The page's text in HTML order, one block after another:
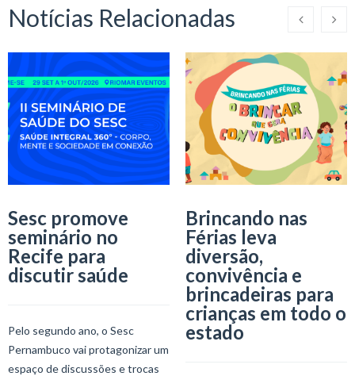
Notícias Relacionadas
Sesc promove
seminário no
Recife para
discutir saúde
Pelo segundo ano, o Sesc
Pernambuco vai protagonizar um
espaço de discussões e trocas
Brincando nas
Férias leva
diversão,
convivência e
brincadeiras para
crianças em todo o
estado